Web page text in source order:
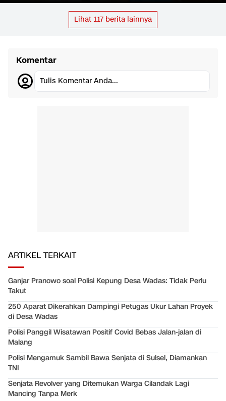
Lihat 117 berita lainnya
Komentar
Tulis Komentar Anda...
ARTIKEL TERKAIT
Ganjar Pranowo soal Polisi Kepung Desa Wadas: Tidak Perlu
Takut
250 Aparat Dikerahkan Dampingi Petugas Ukur Lahan Proyek
di Desa Wadas
Polisi Panggil Wisatawan Positif Covid Bebas Jalan-jalan di
Malang
Polisi Mengamuk Sambil Bawa Senjata di Sulsel, Diamankan
TNI
Senjata Revolver yang Ditemukan Warga Cilandak Lagi
Mancing Tanpa Merk